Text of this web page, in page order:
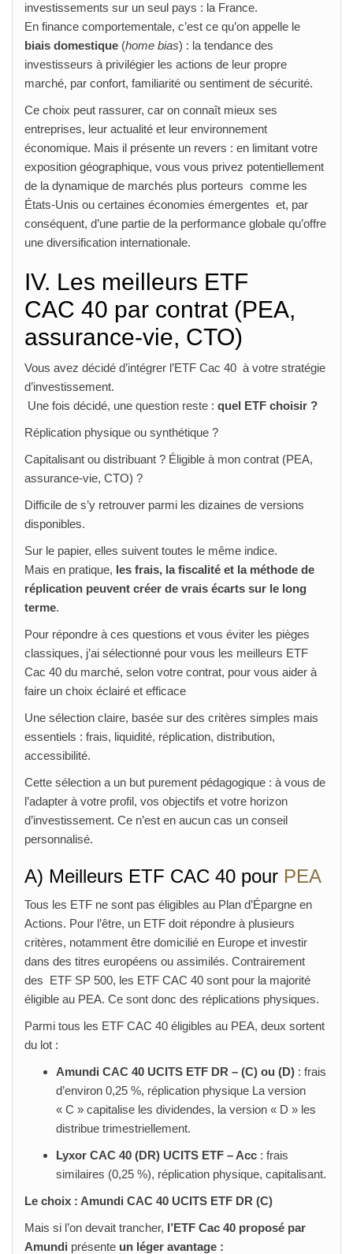
investissements sur un seul pays : la France.
En finance comportementale, c’est ce qu’on appelle le
biais domestique (home bias) : la tendance des
investisseurs à privilégier les actions de leur propre
marché, par confort, familiarité ou sentiment de sécurité.
Ce choix peut rassurer, car on connaît mieux ses
entreprises, leur actualité et leur environnement
économique. Mais il présente un revers : en limitant votre
exposition géographique, vous vous privez potentiellement
de la dynamique de marchés plus porteurs comme les
États-Unis ou certaines économies émergentes et, par
conséquent, d’une partie de la performance globale qu’offre
une diversification internationale.
IV. Les meilleurs ETF
CAC 40 par contrat (PEA,
assurance‑vie, CTO)
Vous avez décidé d’intégrer l’ETF Cac 40 à votre stratégie
d’investissement.
Une fois décidé, une question reste : quel ETF choisir ?
Réplication physique ou synthétique ?
Capitalisant ou distribuant ? Éligible à mon contrat (PEA,
assurance-vie, CTO) ?
Difficile de s’y retrouver parmi les dizaines de versions
disponibles.
Sur le papier, elles suivent toutes le même indice.
Mais en pratique, les frais, la fiscalité et la méthode de
réplication peuvent créer de vrais écarts sur le long
terme.
Pour répondre à ces questions et vous éviter les pièges
classiques, j’ai sélectionné pour vous les meilleurs ETF
Cac 40 du marché, selon votre contrat, pour vous aider à
faire un choix éclairé et efficace
Une sélection claire, basée sur des critères simples mais
essentiels : frais, liquidité, réplication, distribution,
accessibilité.
Cette sélection a un but purement pédagogique : à vous de
l’adapter à votre profil, vos objectifs et votre horizon
d’investissement. Ce n’est en aucun cas un conseil
personnalisé.
A) Meilleurs ETF CAC 40 pour PEA
Tous les ETF ne sont pas éligibles au Plan d’Épargne en
Actions. Pour l’être, un ETF doit répondre à plusieurs
critères, notamment être domicilié en Europe et investir
dans des titres européens ou assimilés. Contrairement
des ETF SP 500, les ETF CAC 40 sont pour la majorité
éligible au PEA. Ce sont donc des réplications physiques.
Parmi tous les ETF CAC 40 éligibles au PEA, deux sortent
du lot :
Amundi CAC 40 UCITS ETF DR – (C) ou (D) : frais
d’environ 0,25 %, réplication physique La version
« C » capitalise les dividendes, la version « D » les
distribue trimestriellement.
Lyxor CAC 40 (DR) UCITS ETF – Acc : frais
similaires (0,25 %), réplication physique, capitalisant.
Le choix : Amundi CAC 40 UCITS ETF DR (C)
Mais si l’on devait trancher, l’ETF Cac 40 proposé par
Amundi présente un léger avantage :